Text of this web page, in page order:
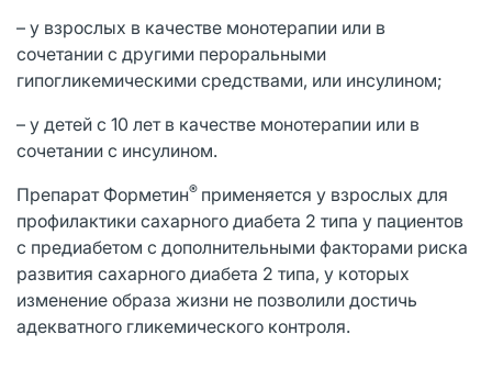
– у взрослых в качестве монотерапии или в
сочетании с другими пероральными
гипогликемическими средствами, или инсулином;
– у детей с 10 лет в качестве монотерапии или в
сочетании с инсулином.
Препарат Форметин® применяется у взрослых для
профилактики сахарного диабета 2 типа у пациентов
с предиабетом с дополнительными факторами риска
развития сахарного диабета 2 типа, у которых
изменение образа жизни не позволили достичь
адекватного гликемического контроля.